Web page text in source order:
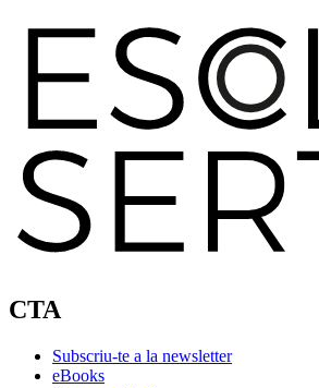
CTA
Subscriu-te a la newsletter
eBooks